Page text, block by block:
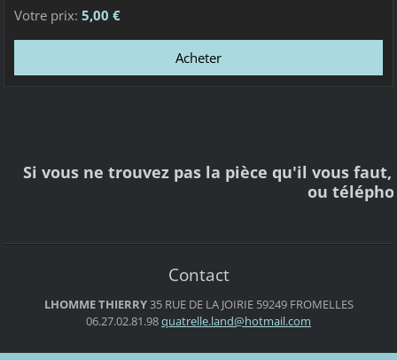
Votre prix: 5,00 €
Si vous ne trouvez pas la pièce qu'il vous
ou
Contact
LHOMME THIERRY35 RUE DE LA JOIRIE59249 FROMELLES
06.27.02.81.98quatrelle.land@hotmail.com